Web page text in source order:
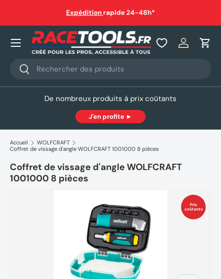
Aller au contenu
Expédition rapide 24-48h*
Recherche
Rechercher
Se
Nos produits
De nombreux produits à prix coûtants
J'en profite ►
Accueil
WOLFCRAFT
Coffret de vissage d'angle WOLFCRAFT 1001000 8 pièces
Coffret de vissage d'angle WOLFCRAFT
1001000 8 pièces
Prix
coûtants